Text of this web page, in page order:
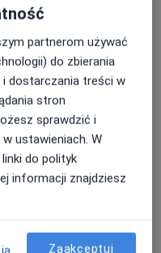
siebie, rozwoju,
nowych schematów
wyzwaniami,
doświadczeń
dla Ciebie ważne i
sobie na więcej
by kreować
poprawę jakości
(po próbie
roku),
uzależnieniami.
kocham
partnerom używać
do zbierania
dostarczania treści w
stron
sprawdzić i
ustawieniach. W
do polityk
informacji znajdziesz
Zaakceptuj